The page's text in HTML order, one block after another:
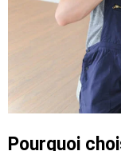
Pourquoi